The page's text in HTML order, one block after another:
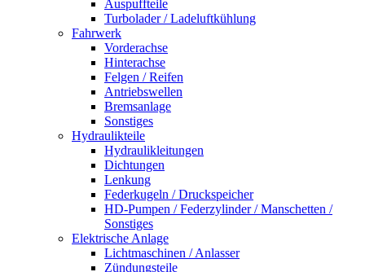
Auspuffteile
Turbolader / Ladeluftkühlung
Fahrwerk
Vorderachse
Hinterachse
Felgen / Reifen
Antriebswellen
Bremsanlage
Sonstiges
Hydraulikteile
Hydraulikleitungen
Dichtungen
Lenkung
Federkugeln / Druckspeicher
HD-Pumpen / Federzylinder / Manschetten /
Sonstiges
Elektrische Anlage
Lichtmaschinen / Anlasser
Zündungsteile